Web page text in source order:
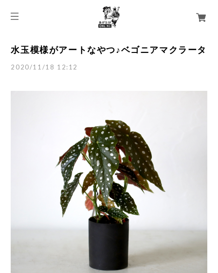
水玉模様がアートなやつ♪ベゴニアマクラータ
2020/11/18 12:12